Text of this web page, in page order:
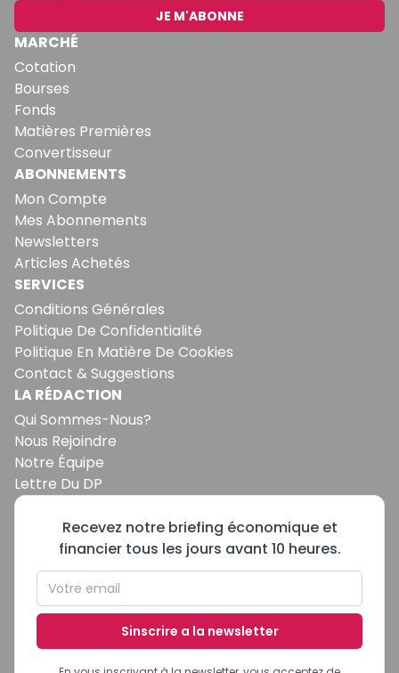
JE M'ABONNE
MARCHÉ
Cotation
Bourses
Fonds
Matières Premières
Convertisseur
ABONNEMENTS
Mon Compte
Mes Abonnements
Newsletters
Articles Achetés
SERVICES
Conditions Générales
Politique De Confidentialité
Politique En Matière De Cookies
Contact & Suggestions
LA RÉDACTION
Qui Sommes-Nous?
Nous Rejoindre
Notre Équipe
Lettre Du DP
Recevez notre briefing économique et
financier tous les jours avant 10 heures.
Sinscrire a la newsletter